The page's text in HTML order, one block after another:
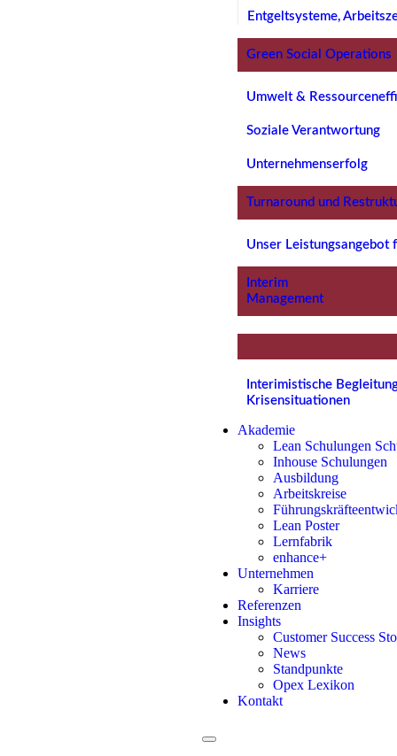
Entgeltsysteme,
Green Social Operations
Umwelt &
Soziale Verantwortung
Unternehmenserfolg
Turnaround und
Unser Leistungsangebot
Interim
Management
Interimistische
Krisensituationen
Akademie
Lean Schulungen
Inhouse Schulungen
Ausbildung
Arbeitskreise
Lean Poster
Lernfabrik
enhance+
Unternehmen
Karriere
Referenzen
Insights
Customer Success
News
Standpunkte
Opex Lexikon
Kontakt